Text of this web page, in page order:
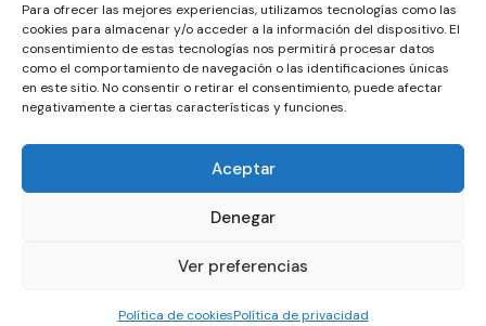
Para ofrecer las mejores experiencias, utilizamos tecnologías como las
cookies para almacenar y/o acceder a la información del dispositivo. El
consentimiento de estas tecnologías nos permitirá procesar datos
como el comportamiento de navegación o las identificaciones únicas
en este sitio. No consentir o retirar el consentimiento, puede afectar
negativamente a ciertas características y funciones.
Aceptar
Denegar
Ver preferencias
Política de cookiesPolítica de privacidad
© La Servilleta - El Blog de Paco Prieto
Política de cookiesPolítica de privacidad